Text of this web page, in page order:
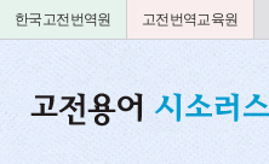
한국고전번역원 고전번역교육원